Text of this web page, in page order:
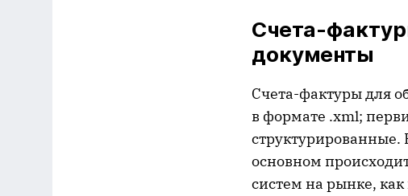
Счета-
документы
Счета-фактуры для
в формате .xml;
структурированные.
основном
систем на рынке,